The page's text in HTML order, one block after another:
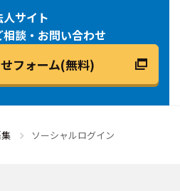
人サイト
談・お問い合わせ
フォーム(無料)
ソーシャルログイン